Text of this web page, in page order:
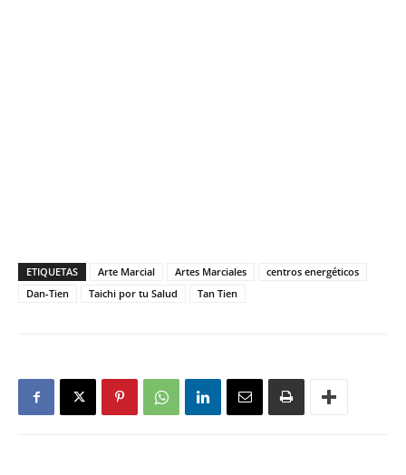
ETIQUETAS Arte Marcial Artes Marciales
centros energéticos
Dan-Tien
Taichi por tu Salud Tan Tien